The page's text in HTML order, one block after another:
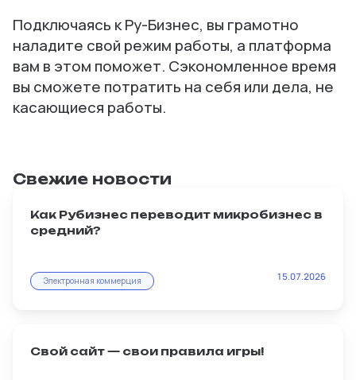
Подключаясь к Ру-Бизнес, вы грамотно
наладите свой режим работы, а платформа
вам в этом поможет. Сэкономленное время
вы сможете потратить на себя или дела, не
касающиеся работы.
Свежие новости
Как Рубизнес переводит микробизнес в
средний?
продавца. И именно интернет-магазин на
Электронная коммерция 15.07.2026
Свой сайт — свои правила игры!